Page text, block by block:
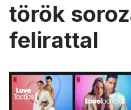
török
felirattal